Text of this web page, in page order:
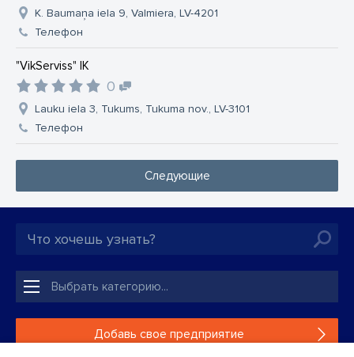
K. Baumaņa iela 9, Valmiera, LV-4201
Телефон
"VikServiss" IK
0
Lauku iela 3, Tukums, Tukuma nov., LV-3101
Телефон
Следующие
Добавь свое предприятие